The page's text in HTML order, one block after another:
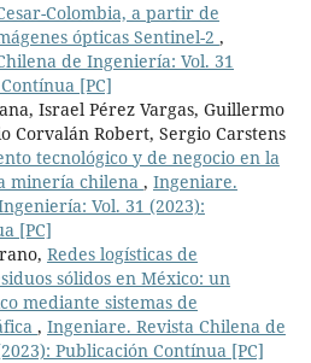
Colombia, a partir de
ópticas Sentinel-2 ,
de Ingeniería: Vol. 31
[PC]
Israel Pérez Vargas, Guillermo
Corvalán Robert, Sergio Carstens
tecnológico y de negocio en la
minería chilena , Ingeniare.
Vol. 31 (2023):
[PC]
Redes logísticas de
sólidos en México: un
mediante sistemas de
, Ingeniare. Revista Chilena de
Publicación Contínua [PC]